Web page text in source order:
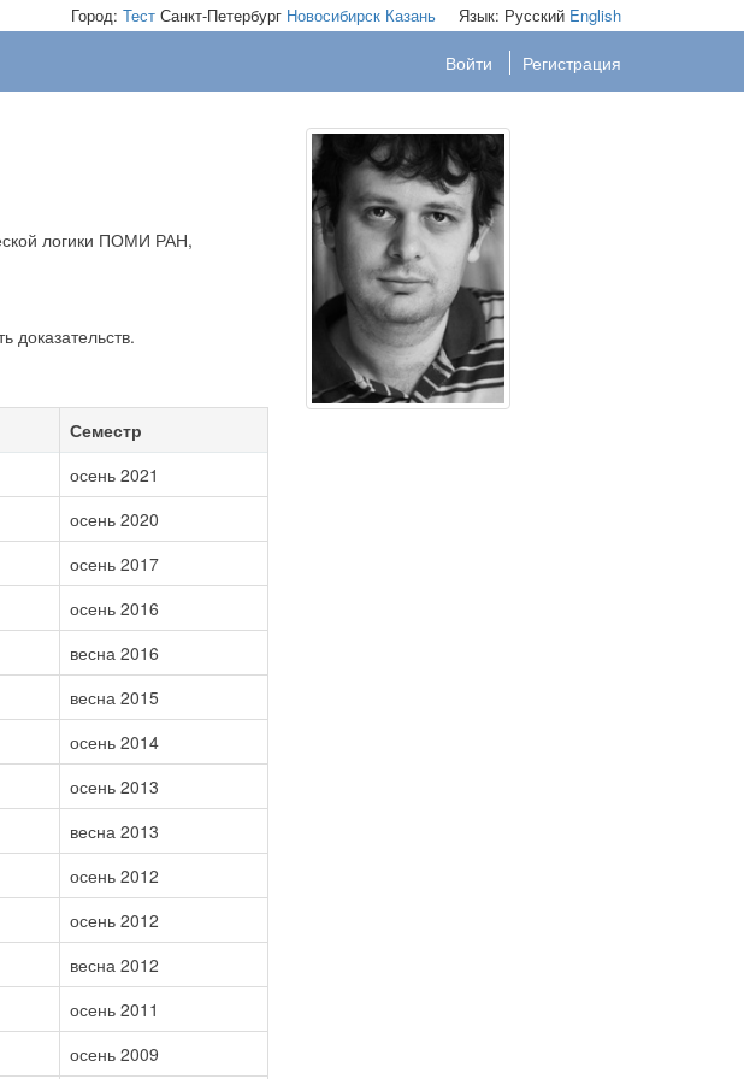
Город: Тест Санкт-Петербург Новосибирск Казань Язык: Русский English
Войти Регистрация
логики ПОМИ РАН,
доказательств.
Семестр
осень 2021
осень 2020
осень 2017
осень 2016
весна 2016
весна 2015
осень 2014
осень 2013
весна 2013
осень 2012
осень 2012
весна 2012
осень 2011
осень 2009